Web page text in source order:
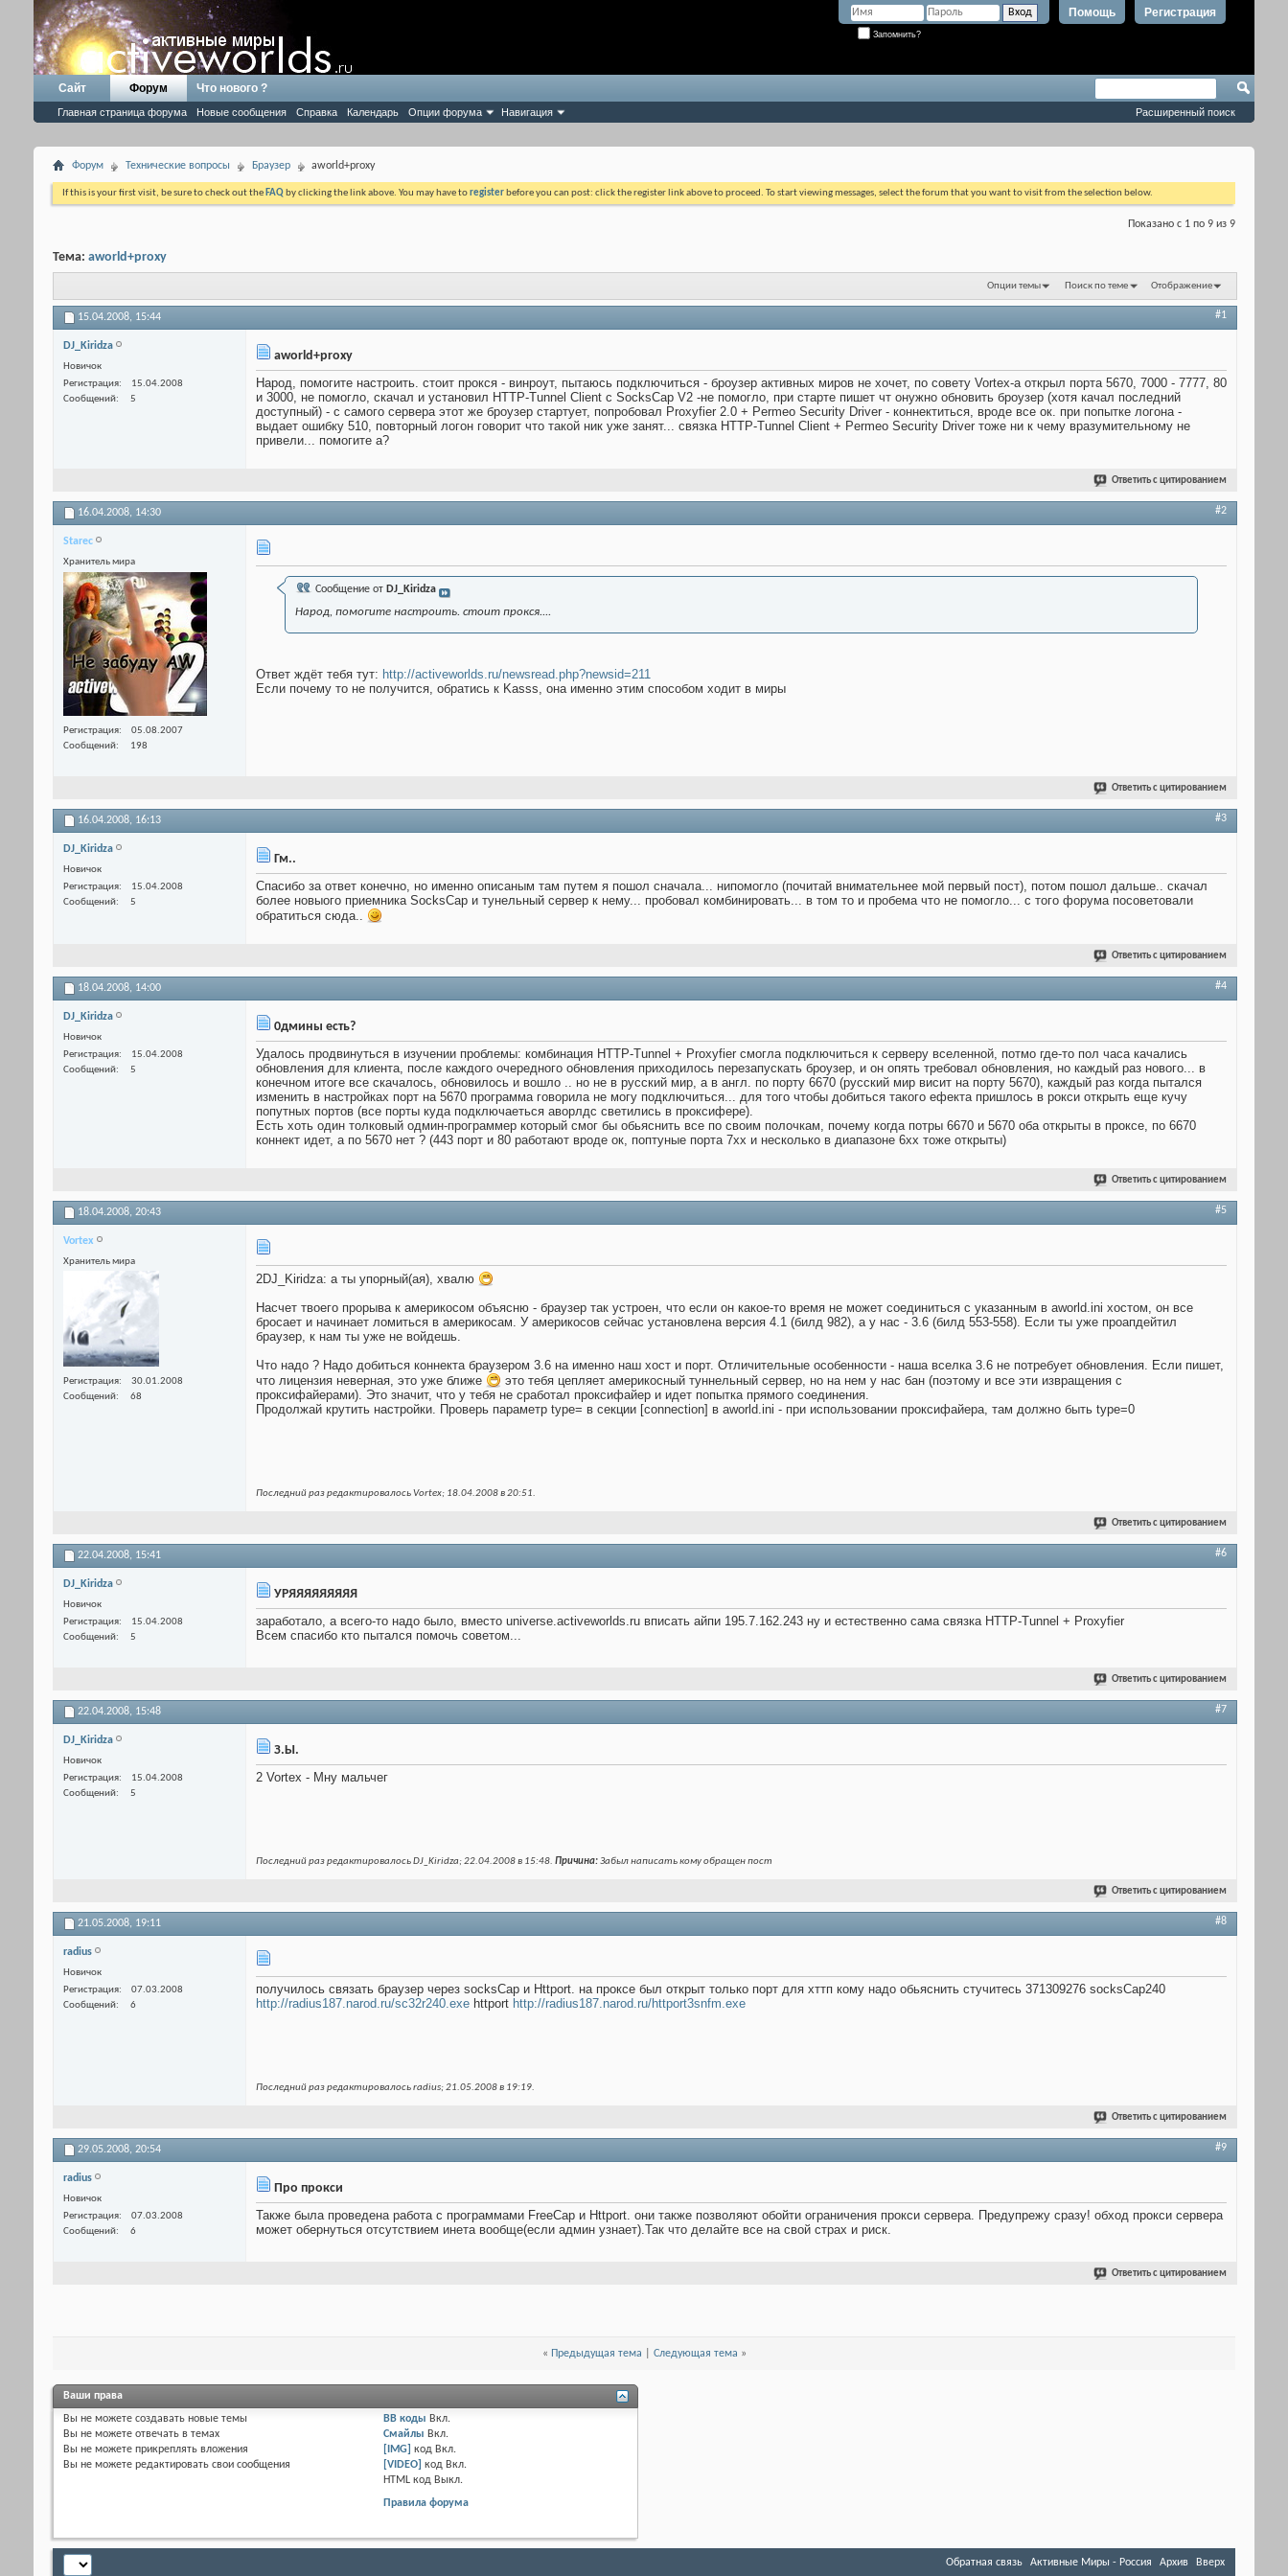
Регистрация
Помощь
Запомнить?
Сайт Форум
Главная страница форума Новые сообщения Справка Календарь Опции форума Навигация
Что нового ?
Расширенный поиск
Форум Технические вопросы Браузер aworld+proxy
If this is your first visit, be sure to check out the FAQ by clicking the link above. You may have toregister before you can post: click the register link above to proceed. To start viewing messages, select the forum that you want to visit from the selection below.
Показано с 1 по 9 из 9
Тема: aworld+proxy
Опции темы Поиск по теме Отображение
15.04.2008, 15:44 #1
DJ_Kiridza
Новичок
Регистрация
15.04.2008
Сообщений
5
aworld+proxy
Народ, помогите настроить. стоит прокся - винроут, пытаюсь подключиться - броузер активных миров не хочет, по совету Vortex-а открыл порта 5670, 7000 - 7777, 80
и 3000, не помогло, скачал и установил HTTP-Tunnel Client с SocksCap V2 -не помогло, при старте пишет чт онужно обновить броузер (хотя качал последний
доступный) - с самого сервера этот же броузер стартует, попробовал Proxyfier 2.0 + Permeo Security Driver - коннектиться, вроде все ок. при попытке логона -
выдает ошибку 510, повторный логон говорит что такой ник уже занят... связка HTTP-Tunnel Client + Permeo Security Driver тоже ни к чему вразумительному не
привели... помогите а?
Ответить с цитированием
16.04.2008, 14:30 #2
Starec
Хранитель мира
Регистрация
05.08.2007
Сообщений
198
Сообщение от DJ_Kiridza
Народ, помогите настроить. стоит прокся....
Ответ ждёт тебя тут: http://activeworlds.ru/newsread.php?newsid=211
Если почему то не получится, обратись к Kasss, она именно этим способом ходит в миры
Ответить с цитированием
16.04.2008, 16:13 #3
DJ_Kiridza
Новичок
Регистрация
15.04.2008
Сообщений
5
Гм..
Спасибо за ответ конечно, но именно описаным там путем я пошол сначала... нипомогло (почитай внимательнее мой первый пост), потом пошол дальше.. скачал
более новыого приемника SocksCap и тунельный сервер к нему... пробовал комбинировать... в том то и пробема что не помогло... с того форума посоветовали
обратиться сюда..
Ответить с цитированием
18.04.2008, 14:00 #4
DJ_Kiridza
Новичок
Регистрация
15.04.2008
Сообщений
5
0дмины есть?
Удалось продвинуться в изучении проблемы: комбинация HTTP-Tunnel + Proxyfier смогла подключиться к серверу вселенной, потмо где-то пол часа качались
обновления для клиента, после каждого очередного обновления приходилось перезапускать броузер, и он опять требовал обновления, но каждый раз нового... в
конечном итоге все скачалось, обновилось и вошло .. но не в русский мир, а в англ. по порту 6670 (русский мир висит на порту 5670), каждый раз когда пытался
изменить в настройках порт на 5670 программа говорила не могу подключиться... для того чтобы добиться такого ефекта пришлось в рокси открыть еще кучу
попутных портов (все порты куда подключаеться аворлдс светились в проксифере).
Есть хоть один толковый одмин-программер который смог бы обьяснить все по своим полочкам, почему когда потры 6670 и 5670 оба открыты в проксе, по 6670
коннект идет, а по 5670 нет ? (443 порт и 80 работают вроде ок, поптуные порта 7хх и несколько в диапазоне 6хх тоже открыты)
Ответить с цитированием
18.04.2008, 20:43 #5
Vortex
Хранитель мира
Регистрация
30.01.2008
Сообщений
68
2DJ_Kiridza: а ты упорный(ая), хвалю
Насчет твоего прорыва к америкосом объясню - браузер так устроен, что если он какое-то время не может соединиться с указанным в aworld.ini хостом, он все
бросает и начинает ломиться в америкосам. У америкосов сейчас установлена версия 4.1 (билд 982), а у нас - 3.6 (билд 553-558). Если ты уже проапдейтил
браузер, к нам ты уже не войдешь.
Что надо ? Надо добиться коннекта браузером 3.6 на именно наш хост и порт. Отличительные особенности - наша вселка 3.6 не потребует обновления. Если пишет,
что лицензия неверная, это уже ближе
это тебя цепляет америкосный туннельный сервер, но на нем у нас бан (поэтому и все эти извращения с
проксифайерами). Это значит, что у тебя не сработал проксифайер и идет попытка прямого соединения.
Продолжай крутить настройки. Проверь параметр type= в секции [connection] в aworld.ini - при использовании проксифайера, там должно быть type=0
Последний раз редактировалось Vortex; 18.04.2008 в20:51.
Ответить с цитированием
22.04.2008, 15:41 #6
DJ_Kiridza
Новичок
Регистрация
15.04.2008
Сообщений
5
УРЯЯЯЯЯЯЯЯЯ
заработало, а всего-то надо было, вместо universe.activeworlds.ru вписать айпи 195.7.162.243 ну и естественно сама связка HTTP-Tunnel + Proxyfier
Всем спасибо кто пытался помочь советом...
Ответить с цитированием
22.04.2008, 15:48 #7
DJ_Kiridza
Новичок
Регистрация
15.04.2008
Сообщений
5
З.Ы.
2 Vortex - Мну мальчег
Последний раз редактировалось DJ_Kiridza; 22.04.2008 в 15:48. Причина:Забыл написать кому обращен пост
Ответить с цитированием
21.05.2008, 19:11 #8
radius
Новичок
Регистрация
07.03.2008
Сообщений
6
получилось связать браузер через socksCap и Httport. на проксе был открыт только порт для хттп кому надо обьяснить стучитесь 371309276 socksCap240
http://radius187.narod.ru/sc32r240.exe httport http://radius187.narod.ru/httport3snfm.exe
Последний раз редактировалось radius; 21.05.2008 в 19:19.
Ответить с цитированием
29.05.2008, 20:54 #9
radius
Новичок
Регистрация
07.03.2008
Сообщений
6
Про прокси
Также была проведена работа с программами FreeCap и Httport. они также позволяют обойти ограничения прокси сервера. Предупрежу сразу! обход прокси сервера
может обернуться отсутствием инета вообще(если админ узнает).Так что делайте все на свой страх и риск.
Ответить с цитированием
« Предыдущая тема Следующая тема »
Ваши права
Вы не можете создавать новые темы
Вы не можете отвечать в темах
Вы не можете прикреплять вложения
Вы не можете редактировать свои сообщения
BB коды Вкл.
Смайлы Вкл.
[IMG] код Вкл.
[VIDEO] код Вкл.
HTML код Выкл.
Правила форума
Обратная связь Активные Миры - Россия Архив Вверх